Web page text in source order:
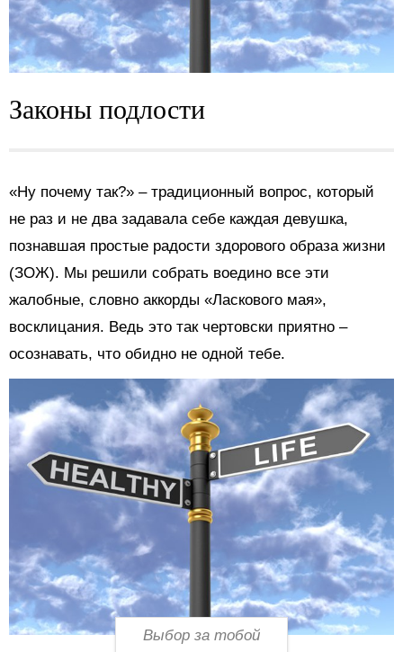
Законы подлости
«Ну почему так?» – традиционный вопрос, который
не раз и не два задавала себе каждая девушка,
познавшая простые радости здорового образа жизни
(ЗОЖ). Мы решили собрать воедино все эти
жалобные, словно аккорды «Ласкового мая»,
восклицания. Ведь это так чертовски приятно –
осознавать, что обидно не одной тебе.
Выбор за тобой